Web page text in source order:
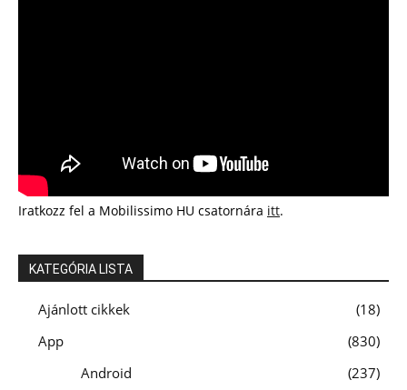
Iratkozz fel a Mobilissimo HU csatornára itt.
KATEGÓRIA LISTA
Ajánlott cikkek
18
App
830
Android
237